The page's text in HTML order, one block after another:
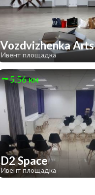
Vozdvizhenka
Ивент площадка
5.56 км
D2 Space
Ивент площадка